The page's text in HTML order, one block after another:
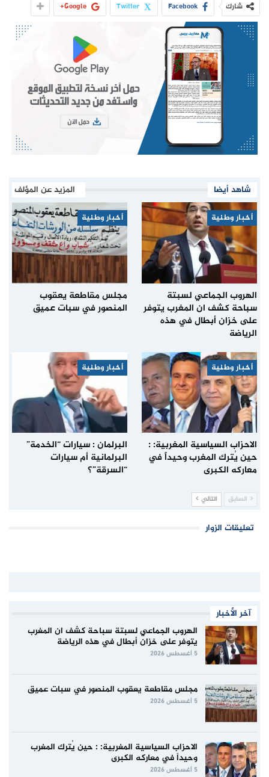
شارك Facebook
Twitter
Google+
شاهد أيضا المزيد عن المؤلف
أخبار وطنية
الهروب الجماعي لسبتة
سباحة كشف ان المغرب يتوفر
على خزان أبطال في هذه
الرياضة
أخبار وطنية
مجلس مقاطعة يعقوب
المنصور في سبات عميق
أخبار وطنية
الاحزاب السياسية المغربية: :
حين يُترك المغرب وحيداً في
معاركه الكبرى
أخبار وطنية
البرلمان : سيارات “الخدمة”
البرلمانية أم سيارات
“السرقة”؟
السابق التالي
تعليقات الزوار
آخر الأخبار
الهروب الجماعي لسبتة سباحة كشف ان المغرب
يتوفر على خزان أبطال في هذه الرياضة
5 أغسطس 2026
مجلس مقاطعة يعقوب المنصور في سبات عميق
5 أغسطس 2026
الاحزاب السياسية المغربية: : حين يُترك المغرب
وحيداً في معاركه الكبرى
5 أغسطس 2026